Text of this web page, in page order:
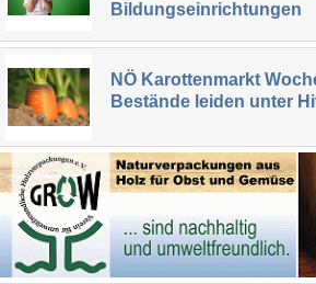
Bildungseinrichtungen
NÖ Karottenmarkt
Bestände leiden unter